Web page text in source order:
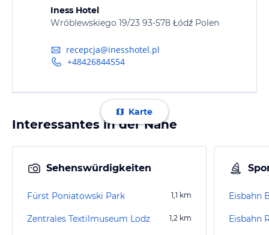
Iness Hotel
Wróblewskiego 19/23 93-578 Łódź Polen
recepcja@inesshotel.pl
+48426844554
Karte
Interessantes in der Nähe
Sehenswürdigkeiten
Fürst Poniatowski Park 1,1 km
Zentrales Textilmuseum Lodz 1,2 km
Eisbahn
Eisbahn